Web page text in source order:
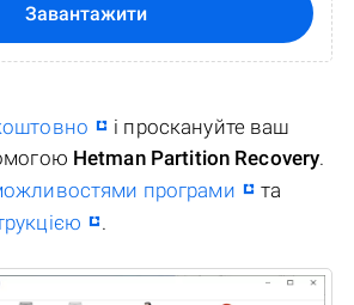
Завантажити
і проскануйте ваш
Hetman Partition Recovery.
програми
та
.